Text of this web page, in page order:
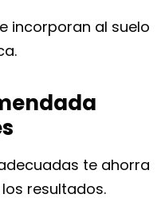
incorporan al suelo
te ahorra
resultados.